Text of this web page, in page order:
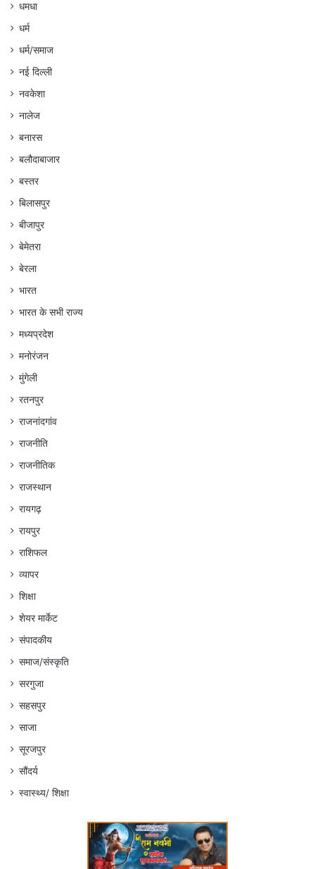
धमधा
धर्म
धर्म/समाज
नई दिल्ली
नवकेशा
नालेज
बनारस
बलौदाबाजार
बस्तर
बिलासपुर
बीजापुर
बेमेतरा
बेरला
भारत
भारत के सभी राज्य
मध्यप्रदेश
मनोरंजन
मुंगेली
रतनपुर
राजनांदगांव
राजनीति
राजनीतिक
राजस्थान
रायगढ़
रायपुर
राशिफल
व्यापर
शिक्षा
शेयर मार्केट
संपादकीय
समाज/संस्कृति
सरगुजा
सहसपुर
साजा
सूरजपुर
सौंदर्य
स्वास्थ्य/ शिक्षा